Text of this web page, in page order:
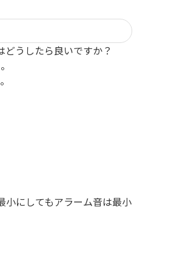
うしたら良いですか？
にしてもアラーム音は最小